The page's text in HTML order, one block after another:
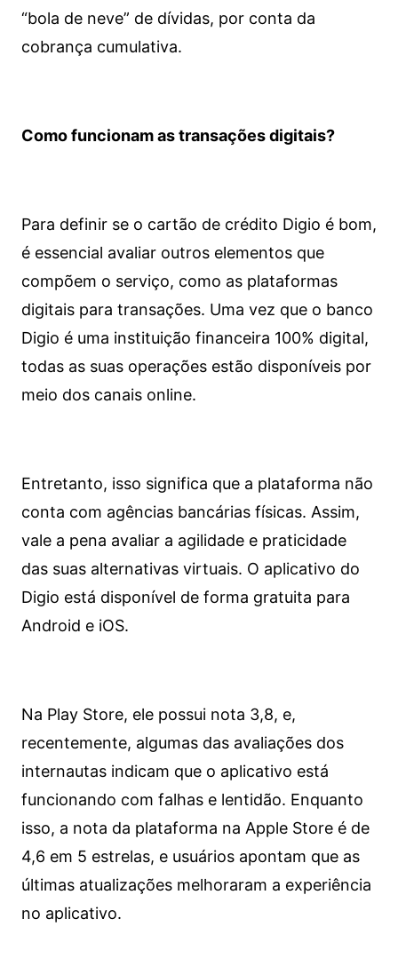
“bola de neve” de dívidas, por conta da
cobrança cumulativa.
Como funcionam as transações digitais?
Para definir se o cartão de crédito Digio é bom,
é essencial avaliar outros elementos que
compõem o serviço, como as plataformas
digitais para transações. Uma vez que o banco
Digio é uma instituição financeira 100% digital,
todas as suas operações estão disponíveis por
meio dos canais online.
Entretanto, isso significa que a plataforma não
conta com agências bancárias físicas. Assim,
vale a pena avaliar a agilidade e praticidade
das suas alternativas virtuais. O aplicativo do
Digio está disponível de forma gratuita para
Android e iOS.
Na Play Store, ele possui nota 3,8, e,
recentemente, algumas das avaliações dos
internautas indicam que o aplicativo está
funcionando com falhas e lentidão. Enquanto
isso, a nota da plataforma na Apple Store é de
4,6 em 5 estrelas, e usuários apontam que as
últimas atualizações melhoraram a experiência
no aplicativo.